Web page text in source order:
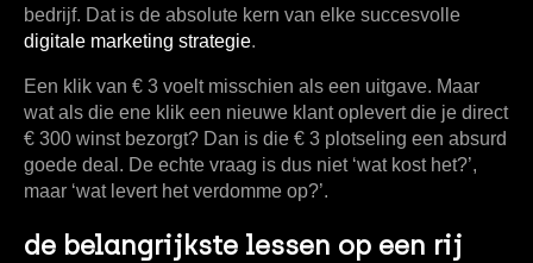
bedrijf. Dat is de absolute kern van elke succesvolle
digitale marketing strategie.
Een klik van € 3 voelt misschien als een uitgave. Maar
wat als die ene klik een nieuwe klant oplevert die je direct
€ 300 winst bezorgt? Dan is die € 3 plotseling een absurd
goede deal. De echte vraag is dus niet ‘wat kost het?’,
maar ‘wat levert het verdomme op?’.
de belangrijkste lessen op een rij